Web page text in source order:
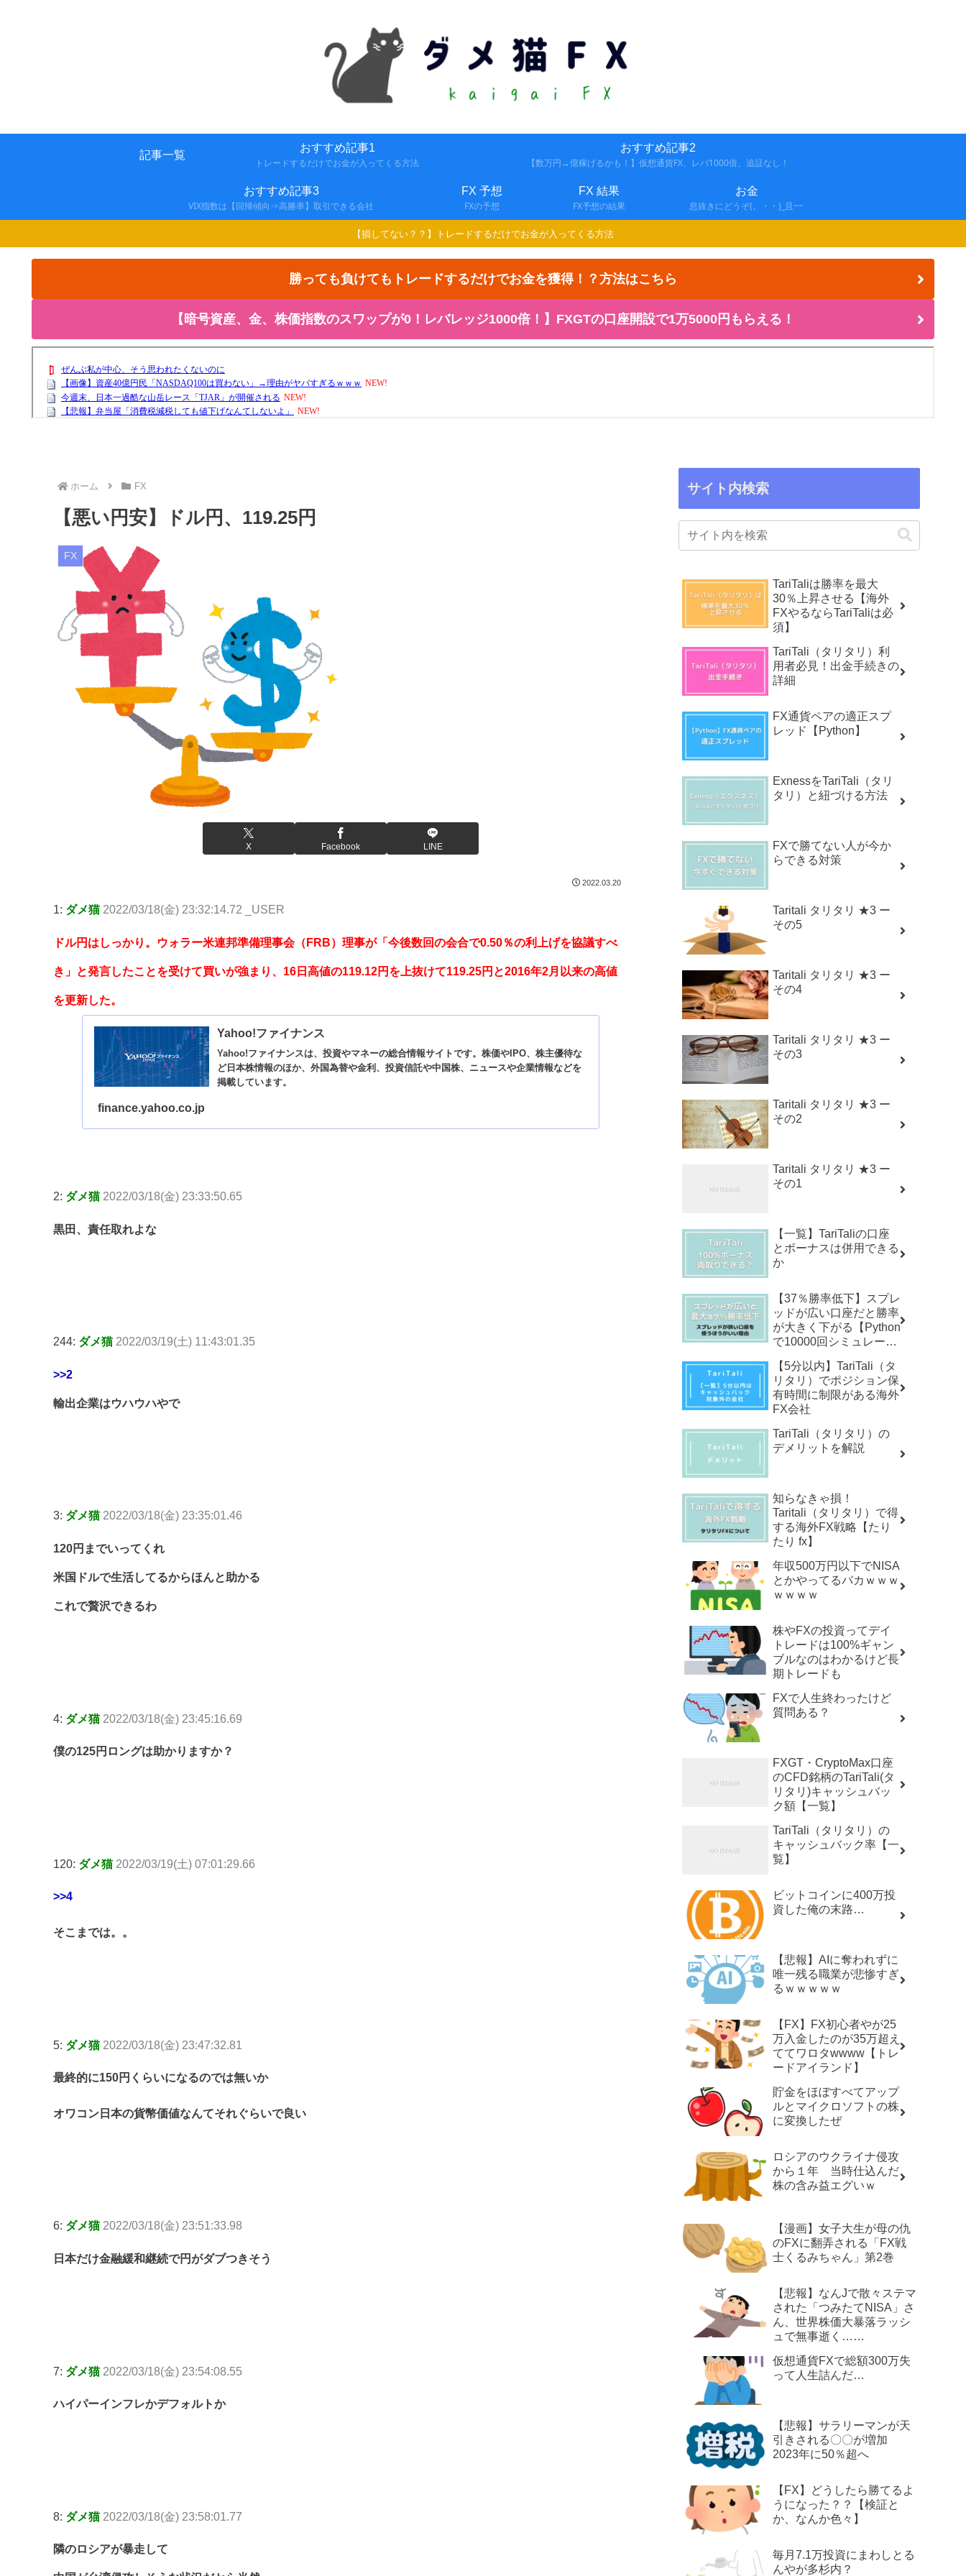
記事一覧
おすすめ記事1
トレードするだけでお金が入ってくる方法
おすすめ記事2
【数万円→億稼げるかも！】仮想通貨FX、レバ1000倍、追証なし！
おすすめ記事3
VIX指数は【回帰傾向⇒高勝率】取引できる会社
FX 予想
FXの予想
FX 結果
FX予想の結果
お金
息抜きにどうぞ(。・・)_且~~
【損してない？？】トレードするだけでお金が入ってくる方法
勝っても負けてもトレードするだけでお金を獲得！？方法はこちら
【暗号資産、金、株価指数のスワップが0！レバレッジ1000倍！】FXGTの口座開設で1万5000円もらえる！
ホーム FX
【悪い円安】ドル円、119.25円
FX
X Facebook LINE
2022.03.20
1: ダメ猫 2022/03/18(金) 23:32:14.72 _USER
ドル円はしっかり。ウォラー米連邦準備理事会（FRB）理事が「今後数回の会合で0.50％の利上げを協議すべ
き」と発言したことを受けて買いが強まり、16日高値の119.12円を上抜けて119.25円と2016年2月以来の高値
を更新した。
Yahoo!ファイナンス
Yahoo!ファイナンスは、投資やマネーの総合情報サイトです。株価やIPO、株主優待な
ど日本株情報のほか、外国為替や金利、投資信託や中国株、ニュースや企業情報などを
掲載しています。
finance.yahoo.co.jp
2: ダメ猫 2022/03/18(金) 23:33:50.65
黒田、責任取れよな
244: ダメ猫 2022/03/19(土) 11:43:01.35
>>2
輸出企業はウハウハやで
3: ダメ猫 2022/03/18(金) 23:35:01.46
120円までいってくれ
米国ドルで生活してるからほんと助かる
これで贅沢できるわ
4: ダメ猫 2022/03/18(金) 23:45:16.69
僕の125円ロングは助かりますか？
120: ダメ猫 2022/03/19(土) 07:01:29.66
>>4
そこまでは。。
5: ダメ猫 2022/03/18(金) 23:47:32.81
最終的に150円くらいになるのでは無いか
オワコン日本の貨幣価値なんてそれぐらいで良い
6: ダメ猫 2022/03/18(金) 23:51:33.98
日本だけ金融緩和継続で円がダブつきそう
7: ダメ猫 2022/03/18(金) 23:54:08.55
ハイパーインフレかデフォルトか
8: ダメ猫 2022/03/18(金) 23:58:01.77
隣のロシアが暴走して
サイト内検索
TariTaliは勝率を最大
30％上昇させる【海外
FXやるならTariTaliは必
須】
TariTali（タリタリ）利
用者必見！出金手続きの
詳細
FX通貨ペアの適正スプ
レッド【Python】
ExnessをTariTali（タリ
タリ）と紐づける方法
FXで勝てない人が今か
らできる対策
Taritali タリタリ ★3 ー
その5
Taritali タリタリ ★3 ー
その4
Taritali タリタリ ★3 ー
その3
Taritali タリタリ ★3 ー
その2
Taritali タリタリ ★3 ー
その1
【一覧】TariTaliの口座
とボーナスは併用できる
か
【37％勝率低下】スプレ
ッドが広い口座だと勝率
が大きく下がる【Python
で10000回シミュレーシ
【5分以内】TariTali（タ
リタリ）でポジション保
有時間に制限がある海外
FX会社
TariTali（タリタリ）の
デメリットを解説
知らなきゃ損！
Taritali（タリタリ）で得
する海外FX戦略【たり
たり fx】
年収500万円以下でNISA
とかやってるバカｗｗｗ
ｗｗｗｗ
株やFXの投資ってデイ
トレードは100%ギャン
ブルなのはわかるけど長
期トレードも
FXで人生終わったけど
質問ある？
FXGT・CryptoMax口座
のCFD銘柄のTariTali(タ
リタリ)キャッシュバッ
ク額【一覧】
TariTali（タリタリ）の
キャッシュバック率【一
覧】
ビットコインに400万投
資した俺の末路…
【悲報】AIに奪われずに
唯一残る職業が悲惨すぎ
るｗｗｗｗｗ
【FX】FX初心者やが25
万入金したのが35万超え
ててワロタwwww【トレ
ードアイランド】
貯金をほぼすべてアップ
ルとマイクロソフトの株
に変換したぜ
ロシアのウクライナ侵攻
から１年 当時仕込んだ
株の含み益エグいｗ
【漫画】女子大生が母の仇
のFXに翻弄される「FX戦
士くるみちゃん」第2巻
【悲報】なんJで散々ステマ
された「つみたてNISA」さ
ん、世界株価大暴落ラッシ
ュで無事逝く……
仮想通貨FXで総額300万失
って人生詰んだ…
【悲報】サラリーマンが天
引きされる〇〇が増加
2023年に50％超へ
【FX】どうしたら勝てるよ
うになった？？【検証と
か、なんか色々】
毎月7.1万投資にまわしとる
んやが多杉内？